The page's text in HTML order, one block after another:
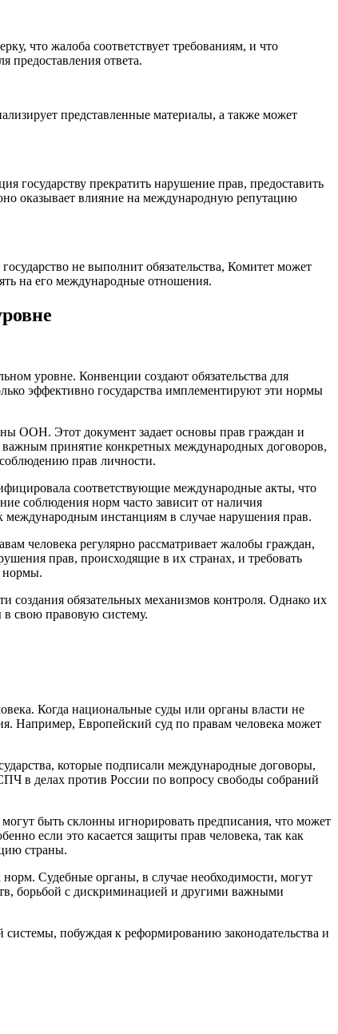
что жалоба соответствует требованиям, и что
предоставления ответа.
представленные материалы, а также может
государству прекратить нарушение прав, предоставить
оказывает влияние на международную репутацию
не выполнит обязательства, Комитет может
на его международные отношения.
уровне. Конвенции создают обязательства для
эффективно государства имплементируют эти нормы
ООН. Этот документ задает основы прав граждан и
важным принятие конкретных международных договоров,
прав личности.
соответствующие международные акты, что
соблюдения норм часто зависит от наличия
международным инстанциям в случае нарушения прав.
человека регулярно рассматривает жалобы граждан,
прав, происходящие в их странах, и требовать
нормы.
создания обязательных механизмов контроля. Однако их
в свою правовую систему.
Когда национальные суды или органы власти не
Например, Европейский суд по правам человека может
которые подписали международные договоры,
в делах против России по вопросу свободы собраний
быть склонны игнорировать предписания, что может
если это касается защиты прав человека, так как
страны.
Судебные органы, в случае необходимости, могут
борьбой с дискриминацией и другими важными
побуждая к реформированию законодательства и